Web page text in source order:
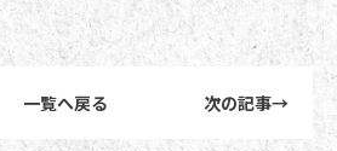
一覧へ戻る 次の記事→